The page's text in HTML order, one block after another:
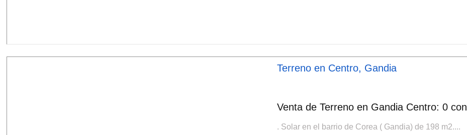
Terreno en Centro, Gandia
Venta de Terreno en Gandia Centro: 0 con
. Solar en el barrio de Corea ( Gandia) de 198 m2....